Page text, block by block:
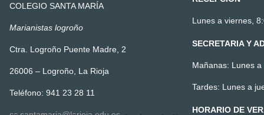
COLEGIO SANTA MARÍA
Marianistas logroño
Ctra. Logroño Puente Madre, 2
26006 – Logroño, La Rioja
Teléfono: 941 23 28 11
Lunes a viernes,
SECRETARIA Y
Mañanas: Lunes
Tardes: Lunes a
HORARIO DE